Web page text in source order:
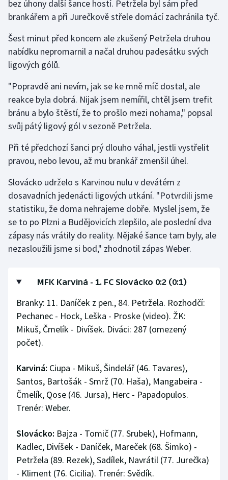
bez úhony další šance hostí. Petržela byl sám před
brankářem a při Jurečkově střele domácí zachránila tyč.
Šest minut před koncem ale zkušený Petržela druhou
nabídku nepromarnil a načal druhou padesátku svých
ligových gólů.
"Popravdě ani nevím, jak se ke mně míč dostal, ale
reakce byla dobrá. Nijak jsem nemířil, chtěl jsem trefit
bránu a bylo štěstí, že to prošlo mezi nohama," popsal
svůj pátý ligový gól v sezoně Petržela.
Při té předchozí šanci prý dlouho váhal, jestli vystřelit
pravou, nebo levou, až mu brankář zmenšil úhel.
Slovácko udrželo s Karvinou nulu v devátém z
dosavadních jedenácti ligových utkání. "Potvrdili jsme
statistiku, že doma nehrajeme dobře. Myslel jsem, že
se to po Plzni a Budějovicích zlepšilo, ale poslední dva
zápasy nás vrátily do reality. Nějaké šance tam byly, ale
nezasloužili jsme si bod," zhodnotil zápas Weber.
MFK Karviná - 1. FC Slovácko 0:2 (0:1)
Branky: 11. Daníček z pen., 84. Petržela. Rozhodčí:
Pechanec - Hock, Leška - Proske (video). ŽK:
Mikuš, Čmelík - Divíšek. Diváci: 287 (omezený
počet).
Karviná: Ciupa - Mikuš, Šindelář (46. Tavares),
Santos, Bartošák - Smrž (70. Haša), Mangabeira -
Čmelík, Qose (46. Jursa), Herc - Papadopulos.
Trenér: Weber.
Slovácko: Bajza - Tomič (77. Srubek), Hofmann,
Kadlec, Divíšek - Daníček, Mareček (68. Šimko) -
Petržela (89. Rezek), Sadílek, Navrátil (77. Jurečka)
- Kliment (76. Cicilia). Trenér: Svědík.